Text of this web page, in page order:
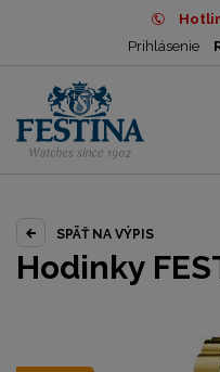
Prihlásenie
SPÄŤ NA VÝPIS
Hodinky